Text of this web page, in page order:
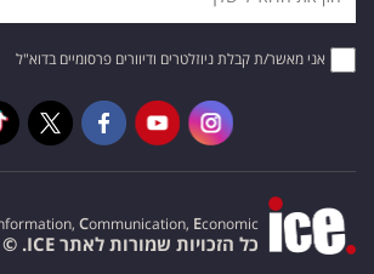
אני מאשר/ת קבלת ניוזלטרים ודיוורים פרסומיים בדוא"ל
Communication, Economic
כל הזכויות שמורות לאתר ICE. ©